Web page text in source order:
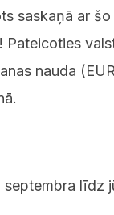
saskaņā ar šo
nauda
līdz